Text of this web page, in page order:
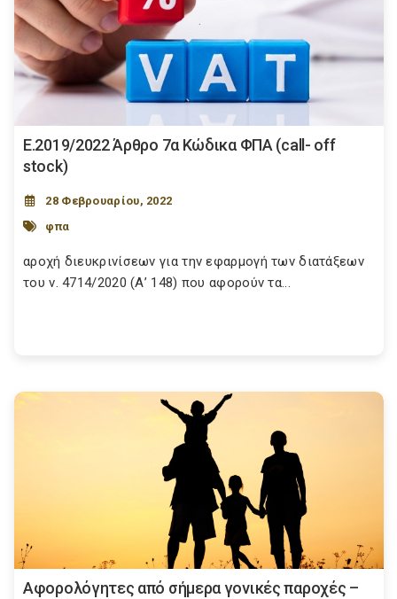
Ε.2019/2022 Άρθρο 7α Κώδικα ΦΠΑ (call- off
stock)
28 Φεβρουαρίου, 2022
φπα
αροχή διευκρινίσεων για την εφαρμογή των διατάξεων
του ν. 4714/2020 (Α’ 148) που αφορούν τα...
Αφορολόγητες από σήμερα γονικές παροχές –